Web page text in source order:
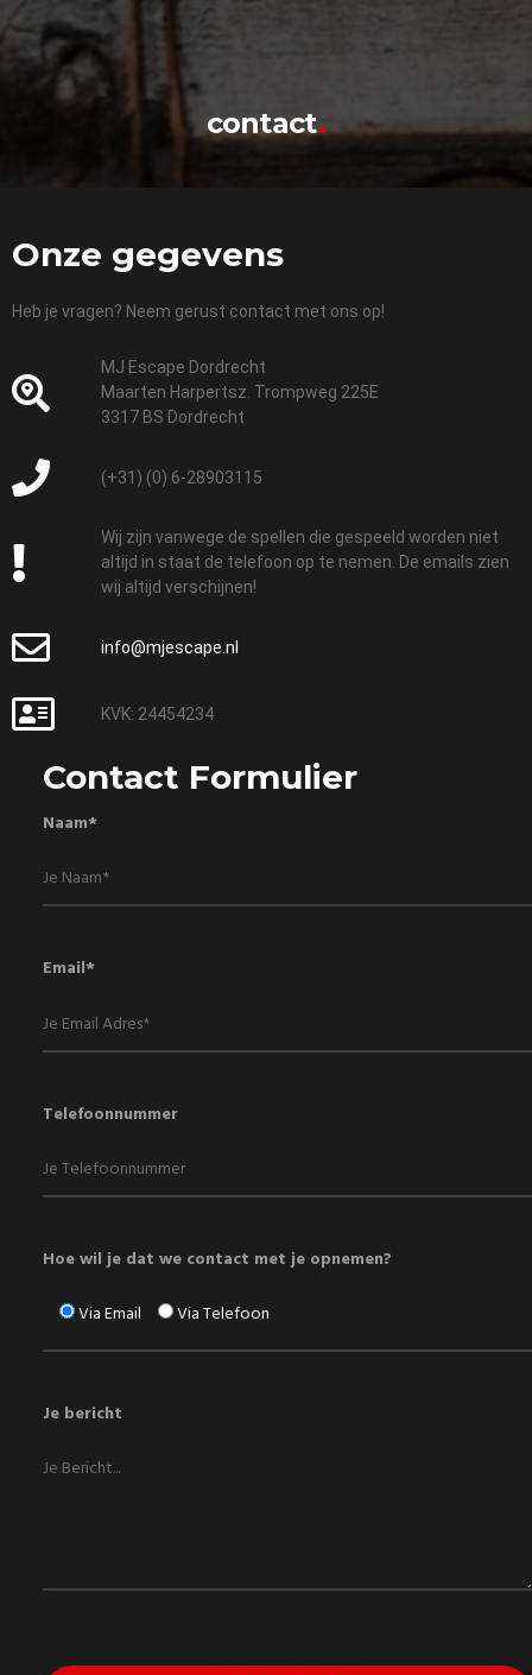
contact
Onze gegevens
Heb je vragen? Neem gerust contact met ons op!
MJ Escape Dordrecht
Maarten Harpertsz. Trompweg 225E
3317 BS Dordrecht
(+31) (0) 6-28903115
Wij zijn vanwege de spellen die gespeeld worden niet
altijd in staat de telefoon op te nemen. De emails zien
wij altijd verschijnen!
info@mjescape.nl
KVK: 24454234
Contact Formulier
Naam*
Email*
Telefoonnummer
Hoe wil je dat we contact met je opnemen?
Via Email Via Telefoon
Je bericht